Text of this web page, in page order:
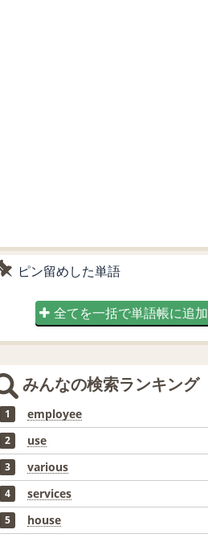
ピン留めした単語
全てを一括で単語帳に追加
みんなの検索ランキング
1 employee
2 use
3 various
4 services
5 house